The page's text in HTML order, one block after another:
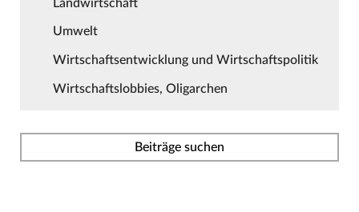
Landwirtschaft
Umwelt
Wirtschaftsentwicklung und Wirtschaftspolitik
Wirtschaftslobbies, Oligarchen
Beiträge suchen